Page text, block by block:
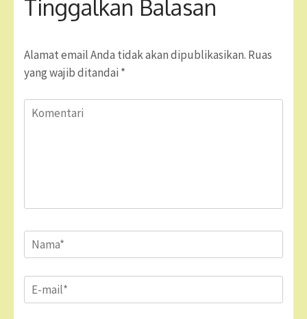
Tinggalkan Balasan
Alamat email Anda tidak akan dipublikasikan. Ruas
yang wajib ditandai *
Komentari
Name*
Email*